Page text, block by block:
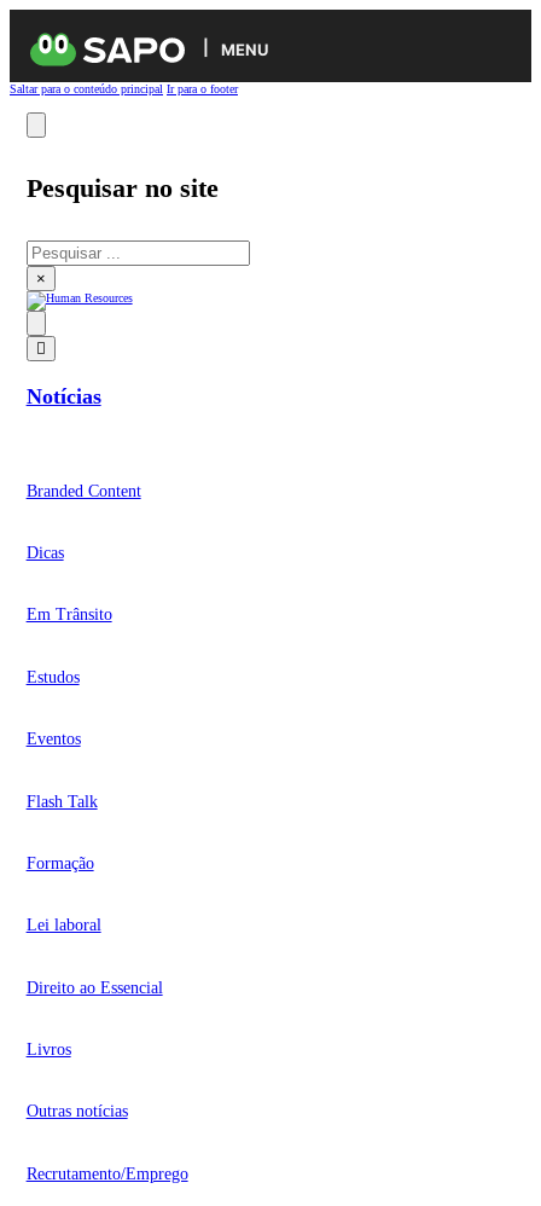
MENU
Saltar para o conteúdo principal Ir para o footer
Pesquisar no site
Pesquisar
×
Notícias
Branded Content
Dicas
Em Trânsito
Estudos
Eventos
Flash Talk
Formação
Lei laboral
Direito ao Essencial
Livros
Outras notícias
Recrutamento/Emprego